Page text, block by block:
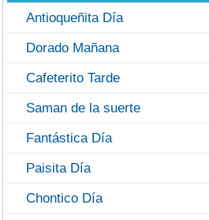
Antioqueñita Día
Dorado Mañana
Cafeterito Tarde
Saman de la suerte
Fantástica Día
Paisita Día
Chontico Día